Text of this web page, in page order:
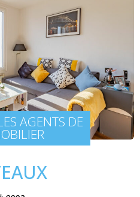
AGENTS DE